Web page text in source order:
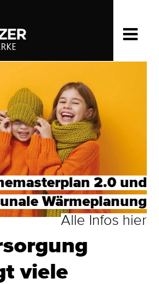
2.0 und
Wärmeplanung
Alle Infos hier
viele